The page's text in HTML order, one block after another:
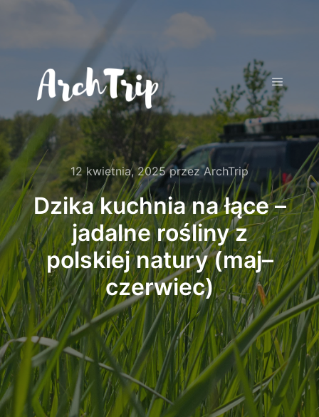
12 kwietnia, 2025przezArchTrip
Dzika kuchnia na łące –
jadalne rośliny z
polskiej natury (maj–
czerwiec)